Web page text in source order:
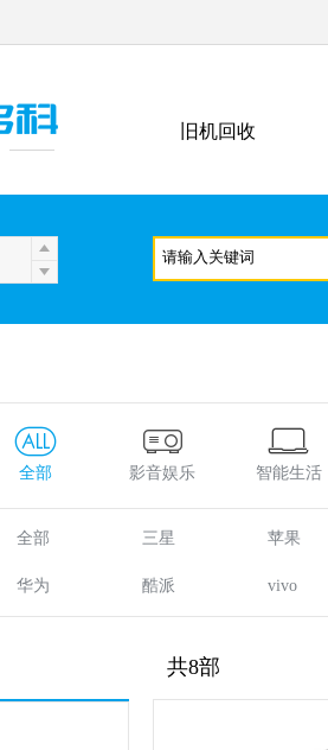
旧机回收
全部 影音娱乐 智能生活
全部 三星 苹果
华为 酷派 vivo
共8部